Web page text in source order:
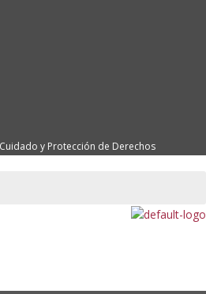
y Protección de Derechos